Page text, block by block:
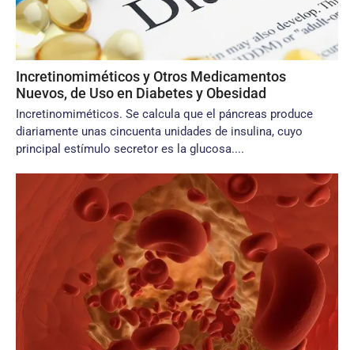
Incretinomiméticos y Otros Medicamentos
Nuevos, de Uso en Diabetes y Obesidad
Incretinomiméticos. Se calcula que el páncreas produce
diariamente unas cincuenta unidades de insulina, cuyo
principal estímulo secretor es la glucosa....